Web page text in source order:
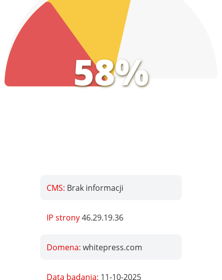
58%
CMS: Brak informacji
IP strony46.29.19.36
Domena:whitepress.com
Data badania: 11-10-2025